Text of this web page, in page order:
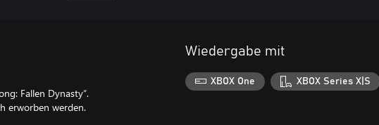
Fallen Dynasty“.
erworben werden.
Wiedergabe mit
XBOX One XBOX Series X|S